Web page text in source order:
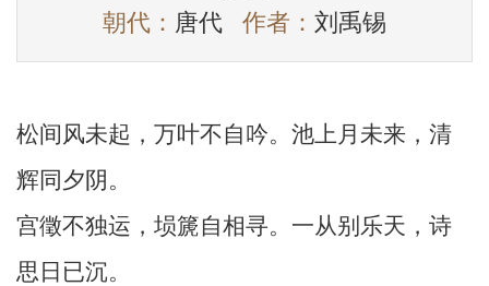
朝代： 唐代 作者： 刘禹锡
松间风未起，万叶不自吟。池上月未来，清
辉同夕阴。
宫徵不独运，埙篪自相寻。一从别乐天，诗
思日已沉。